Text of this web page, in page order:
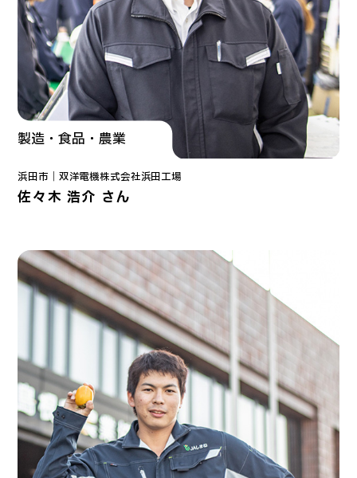
製造・食品・農業
浜田市｜ 双洋電機株式会社浜田工場
佐々木 浩介 さん